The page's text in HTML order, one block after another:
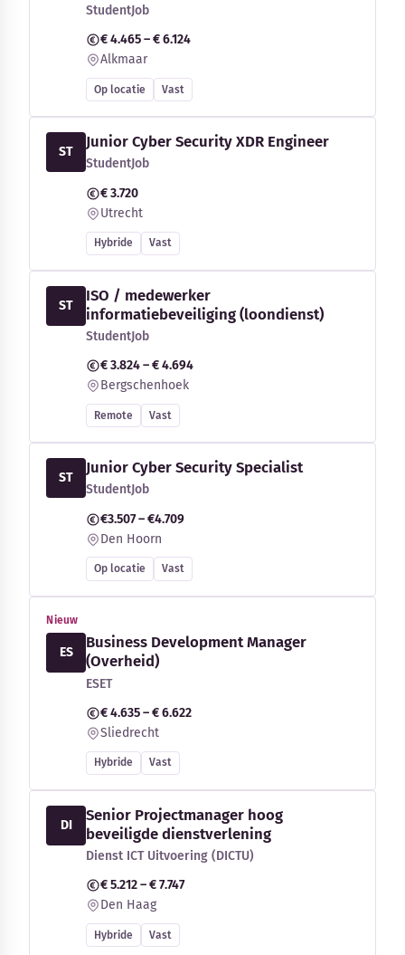
StudentJob
€ 4.465 – € 6.124
Alkmaar
Op locatie Vast
ST
Junior Cyber Security XDR Engineer
StudentJob
€ 3.720
Utrecht
Hybride Vast
ST
ISO / medewerker
informatiebeveiliging (loondienst)
StudentJob
€ 3.824 – € 4.694
Bergschenhoek
Remote Vast
ST
Junior Cyber Security Specialist
StudentJob
€3.507 – €4.709
Den Hoorn
Op locatie Vast
Nieuw
ES
Business Development Manager
(Overheid)
ESET
€ 4.635 – € 6.622
Sliedrecht
Hybride Vast
DI
Senior Projectmanager hoog
beveiligde dienstverlening
Dienst ICT Uitvoering (DICTU)
€ 5.212 – € 7.747
Den Haag
Hybride Vast